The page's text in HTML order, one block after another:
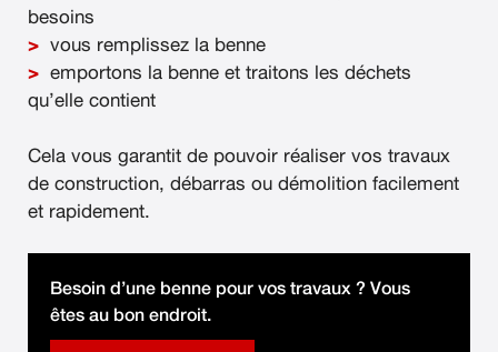
besoins
vous remplissez la benne
emportons la benne et traitons les déchets
qu’elle contient
Cela vous garantit de pouvoir réaliser vos travaux
de construction, débarras ou démolition facilement
et rapidement.
Besoin d’une benne pour vos travaux ? Vous
êtes au bon endroit.